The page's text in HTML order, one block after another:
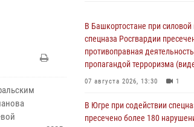
В Башкортостане при
спецназа Росгвардии
противоправная
пропагандой терроризма
07 августа 2026, 13:30 1
В Югре при содействии
пресечено более 180